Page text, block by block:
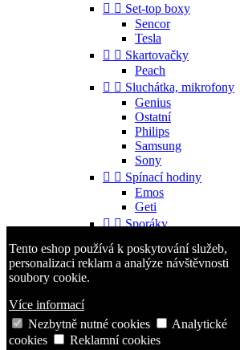
Tento eshop používá k poskytování služeb,
personalizaci reklam a analýze návštěvnosti
soubory cookie.
Více informací
Nezbytně nutné cookies
Analytické
cookies
Reklamní cookies
  Set-top boxy
Sencor
Tesla
  Skartovačky
Peach
  Sluchátka, mikrofony
Genius
Ostatní
Philips
Samsung
Sony
  Spínací hodiny
Emos
Geti
  Sporáky
  Příslušenství
Gorenje
Aligator
Nokia
Samsung